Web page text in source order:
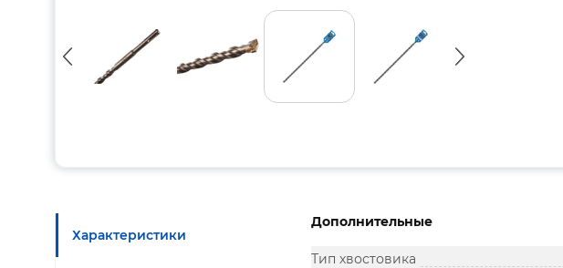
Характеристики
Дополнительные
Тип хвостовика